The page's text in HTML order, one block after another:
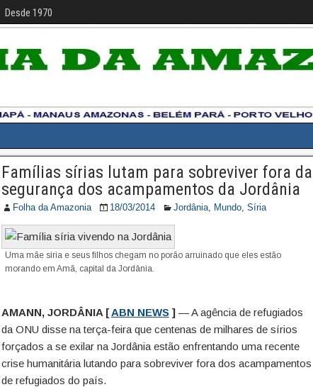
Desde 1970
Famílias sírias lutam para sobreviver fora da
segurança dos acampamentos da Jordânia
Folha da Amazonia 18/03/2014 Jordânia, Mundo, Síria
Uma mãe síria e seus filhos chegam no porão arruinado que eles estão
morando em Amã, capital da Jordânia.
AMANN, JORDÂNIA [ABN NEWS]— A agência de refugiados
da ONU disse na terça-feira que centenas de milhares de sírios
forçados a se exilar na Jordânia estão enfrentando uma recente
crise humanitária lutando para sobreviver fora dos acampamentos
de refugiados do país.